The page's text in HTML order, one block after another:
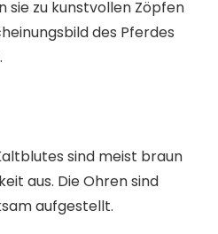
sie zu kunstvollen Zöpfen
des Pferdes
sind meist braun
aus. Die Ohren sind
aufgestellt.